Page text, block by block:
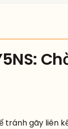
tránh gãy liên